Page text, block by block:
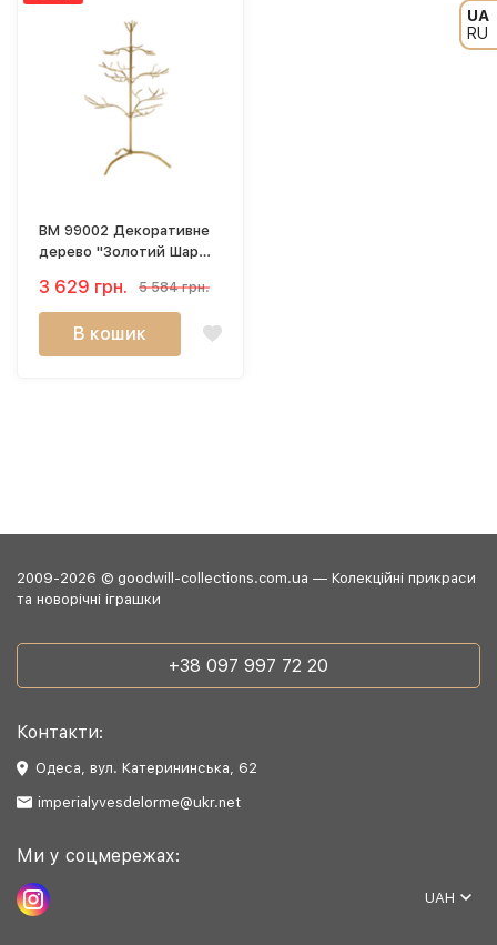
UA
RU
BM 99002 Декоративне
дерево "Золотий Шарм",
3 629 грн. 5 584 грн.
В кошик
2009-2026 © goodwill-collections.com.ua — Колекційні прикраси
та новорічні іграшки
+38 097 997 72 20
Контакти:
Одеса, вул. Катерининська, 62
imperialyvesdelorme@ukr.net
Ми у соцмережах:
UAH